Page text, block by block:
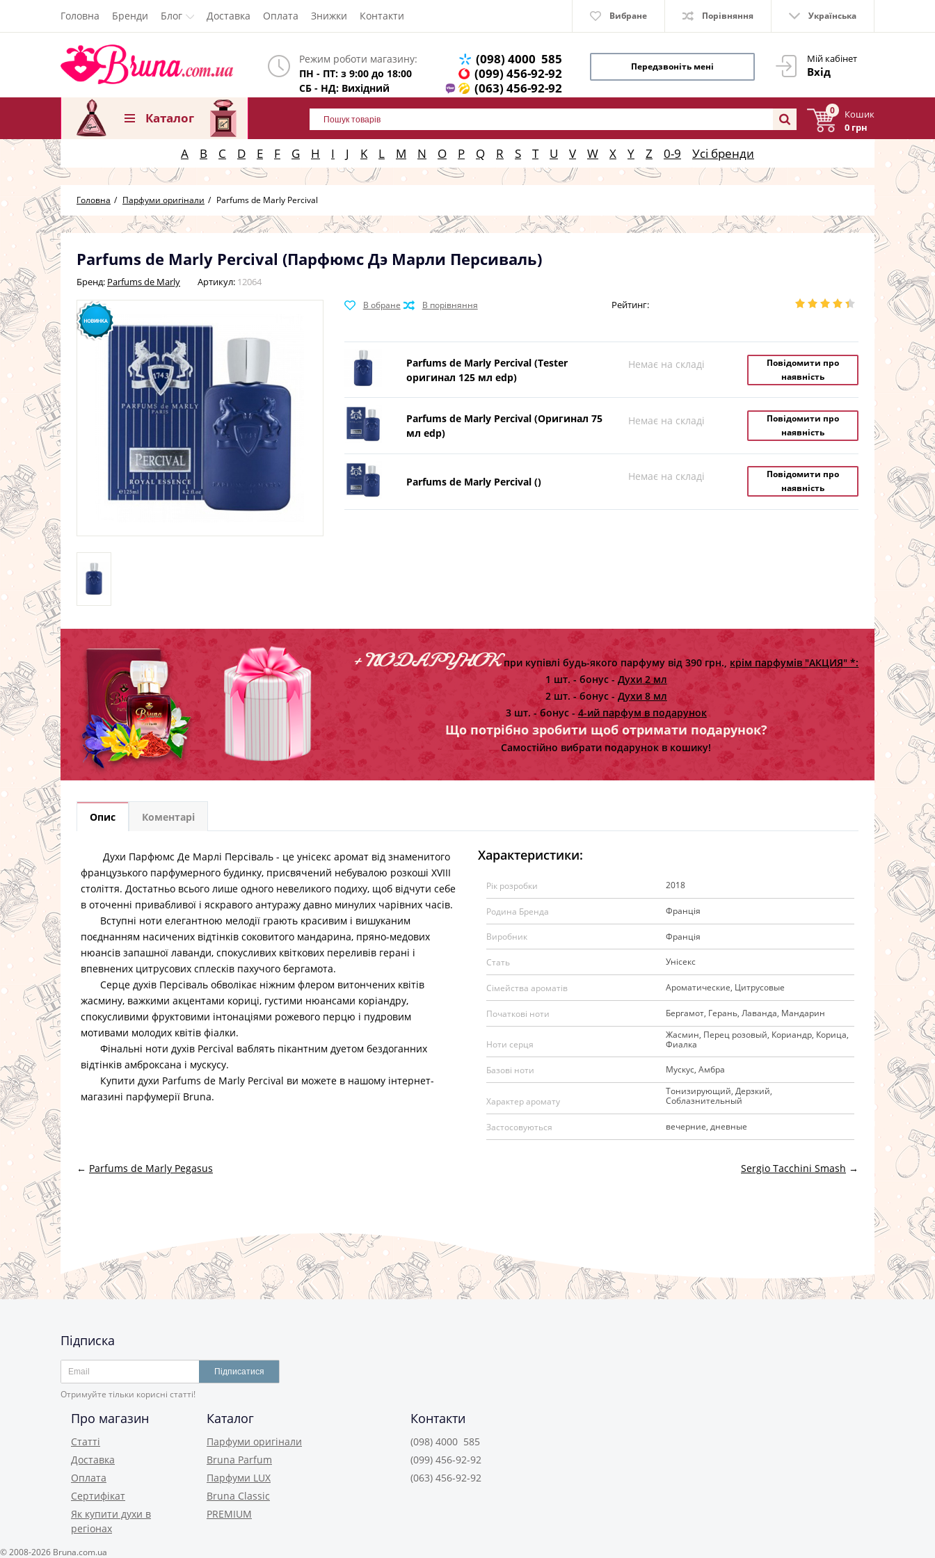
Головна Бренди Блог Доставка Оплата Знижки Контакти Вибране Порівняння Українська
Мій кабінет
Вхід
Режим роботи магазину:
ПН - ПТ: з 9:00 до 18:00
СБ - НД: Вихідний
(098) 4000 585
(099) 456-92-92
(063) 456-92-92
Передзвоніть мені
0
Кошик
0 грн
Каталог
A B C D E F G H I J K L M N O P Q R S T U V W X Y Z 0-9 Усі бренди
Головна Парфуми оригінали Parfums de Marly Percival
Parfums de Marly Percival (Парфюмс Дэ Марли Персиваль)
Бренд: Parfums de Marly Артикул: 12064
Рейтинг:
Parfums de Marly Percival (Tester
оригинал 125 мл edp)
Немає на складі
Повідомити про
наявність
Parfums de Marly Percival (Оригинал 75
мл edp)
Немає на складі
Повідомити про
наявність
Parfums de Marly Percival () Немає на складі
Повідомити про
наявність
+ ПОДАРУНОКпри купівлі будь-якого парфуму від 390 грн., крім парфумів "АКЦИЯ" *:
1 шт. - бонус - Духи 2 мл
2 шт. - бонус - Духи 8 мл
3 шт. - бонус - 4-ий парфум в подарунок
Що потрібно зробити щоб отримати подарунок?
Самостійно вибрати подарунок в кошику!
Опис Коментарі
Духи Парфюмс Де Марлі Персіваль - це унісекс аромат від знаменитого
французького парфумерного будинку, присвячений небувалою розкоші ХVIII
століття. Достатньо всього лише одного невеликого подиху, щоб відчути себе
в оточенні привабливої ​​і яскравого антуражу давно минулих чарівних часів.
Вступні ноти елегантною мелодії грають красивим і вишуканим
поєднанням насичених відтінків соковитого мандарина, пряно-медових
нюансів запашної лаванди, спокусливих квіткових переливів герані і
впевнених цитрусових сплесків пахучого бергамота.
Серце духів Персіваль обволікає ніжним флером витончених квітів
жасмину, важкими акцентами кориці, густими нюансами коріандру,
спокусливими фруктовими інтонаціями рожевого перцю і пудровим
мотивами молодих квітів фіалки.
Фінальні ноти духів Percival ваблять пікантним дуетом бездоганних
відтінків амброксана і мускусу.
Купити духи Parfums de Marly Percival ви можете в нашому інтернет-
магазині парфумерії Bruna.
Характеристики:
Рік розробки 2018
Родина Бренда Франція
Виробник Франція
Стать Унісекс
Сімейства ароматів Ароматические, Цитрусовые
Початкові ноти Бергамот, Герань, Лаванда, Мандарин
Ноти серця
Жасмин, Перец розовый, Кориандр, Корица,
Фиалка
Базові ноти Мускус, Амбра
Характер аромату
Тонизирующий, Дерзкий,
Соблазнительный
Застосовуються вечерние, дневные
← Parfums de Marly Pegasus Sergio Tacchini Smash →
Підписка
Підписатися
Отримуйте тільки корисні статті!
Про магазин
Статті
Доставка
Оплата
Сертифікат
Як купити духи в
регіонах
Каталог
Парфуми оригінали
Bruna Parfum
Парфуми LUX
Bruna Classic
PREMIUM
Контакти
(098) 4000 585
(099) 456-92-92
(063) 456-92-92
© 2008-2026 Bruna.com.ua